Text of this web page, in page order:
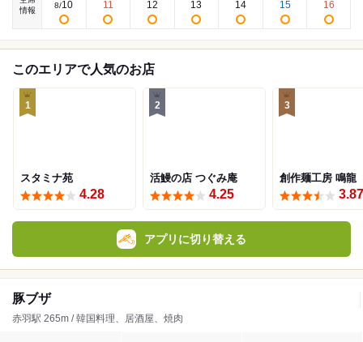
情報
8/10 11 12 13 14 15 16
このエリアで人気のお店
1
スタミナ苑
4.28
2
活鰻の店 つぐみ庵
4.25
3
創作麺工房 鳴龍
3.87
アプリに切り替える
豚ブザ
赤羽駅 265m / 韓国料理、居酒屋、焼肉